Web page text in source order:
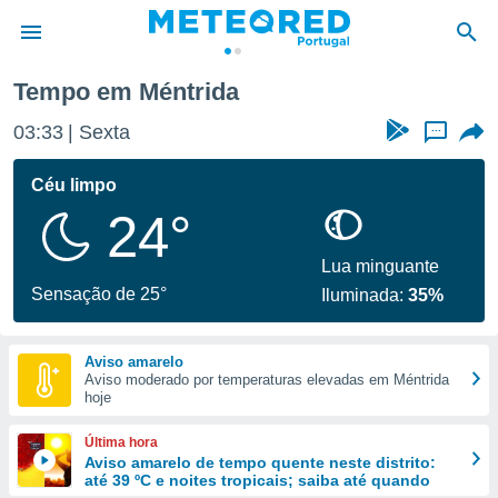
da
foi
fornecidas
a este
das
e
forma
digital
Tempo em Méntrida
03:33 Sexta ...
Céu limpo
24°
Sensação de 25°
Lua minguante
Iluminada:35%
Aviso amarelo
Aviso moderado por temperaturas elevadas em Méntrida
hoje
Última hora
Aviso amarelo de tempo quente neste distrito:
até 39 ºC e noites tropicais; saiba até quando